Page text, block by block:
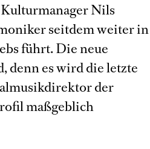
Nils
seitdem weiter in
führt. Die neue
denn es wird die letzte
der
maßgeblich